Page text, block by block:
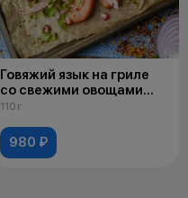
Говяжий язык на гриле
со свежими овощами
и соусом сацебели
110 г
980 ₽